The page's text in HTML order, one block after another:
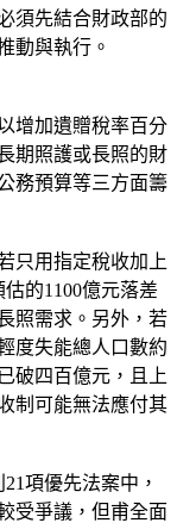
須先結合財政部的
動與執行。
增加遺贈稅率百分
期照護或長照的財
務預算等三方面籌
只用指定稅收加上
的1100億元落差
照需求。另外，若
度失能總人口數約
破四百億元，且上
制可能無法應付其
項優先法案中，
受爭議，但甫全面